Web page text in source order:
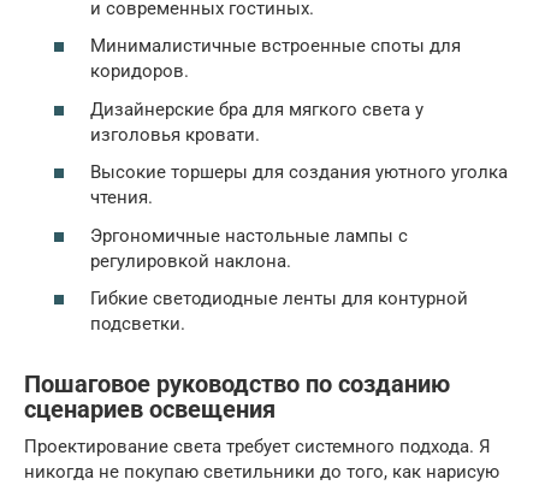
и современных гостиных.
Минималистичные встроенные споты для
коридоров.
Дизайнерские бра для мягкого света у
изголовья кровати.
Высокие торшеры для создания уютного уголка
чтения.
Эргономичные настольные лампы с
регулировкой наклона.
Гибкие светодиодные ленты для контурной
подсветки.
Пошаговое руководство по созданию
сценариев освещения
Проектирование света требует системного подхода. Я
никогда не покупаю светильники до того, как нарисую